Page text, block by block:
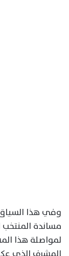
وفي هذا
مساندة
لمواصلة هذا